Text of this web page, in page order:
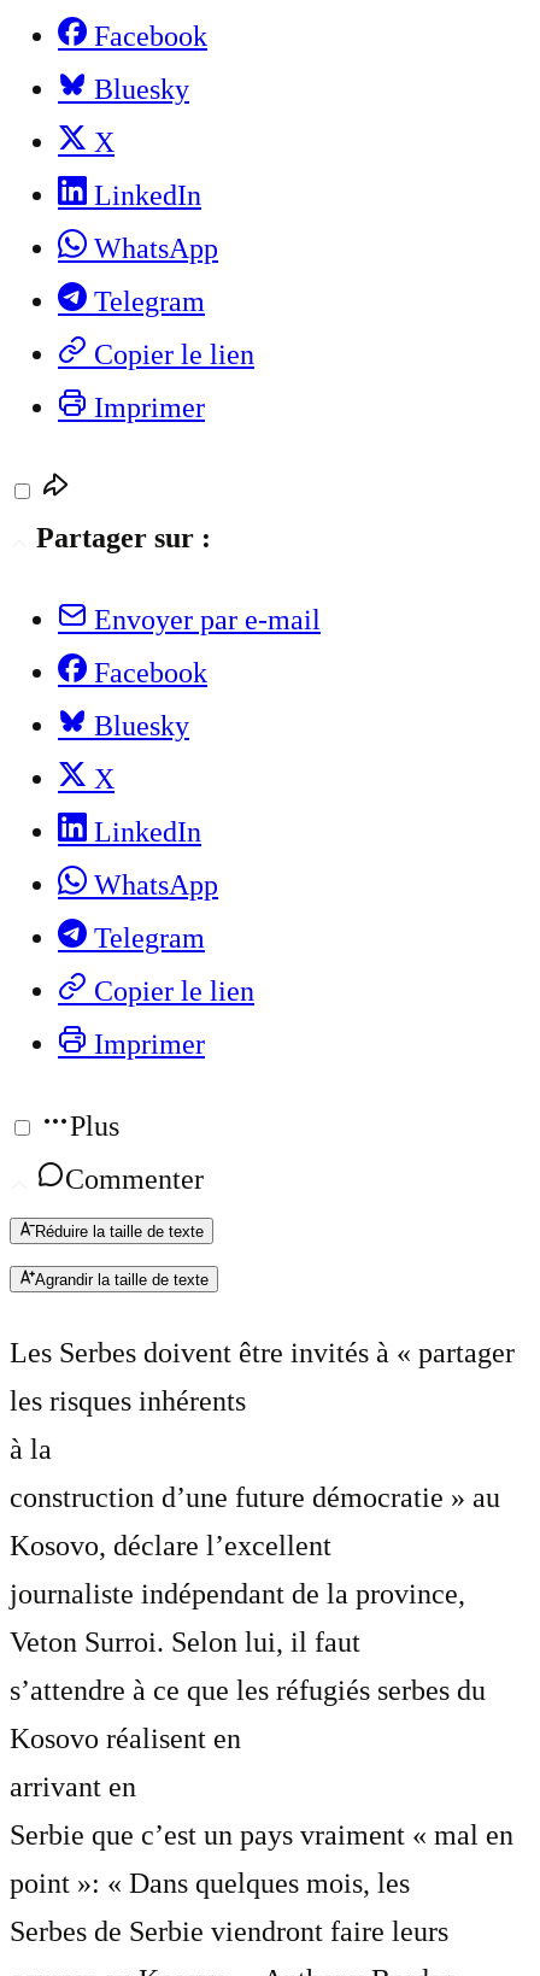
Facebook
Bluesky
X
LinkedIn
WhatsApp
Telegram
Copier le lien
Imprimer
Partager sur :
Envoyer par e-mail
Facebook
Bluesky
X
LinkedIn
WhatsApp
Telegram
Copier le lien
Imprimer
Plus
Commenter
Réduire la taille de texte
Agrandir la taille de texte
Les Serbes doivent être invités à « partager
les risques inhérents
à la
construction d’une future démocratie » au
Kosovo, déclare l’excellent
journaliste indépendant de la province,
Veton Surroi. Selon lui, il faut
s’attendre à ce que les réfugiés serbes du
Kosovo réalisent en
arrivant en
Serbie que c’est un pays vraiment « mal en
point »: « Dans quelques mois, les
Serbes de Serbie viendront faire leurs